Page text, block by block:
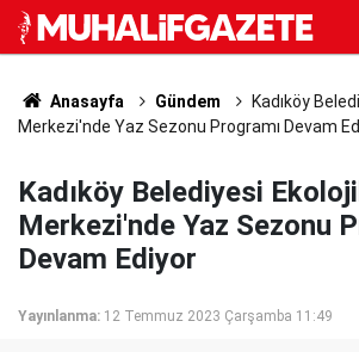
Anasayfa Gündem
Kadıköy
Merkezi'nde Yaz Sezonu Programı Devam
Kadıköy Belediyesi
Merkezi'nde Yaz Sezonu
Devam Ediyor
Yayınlanma: 12 Temmuz 2023 Çarşamba 11:49